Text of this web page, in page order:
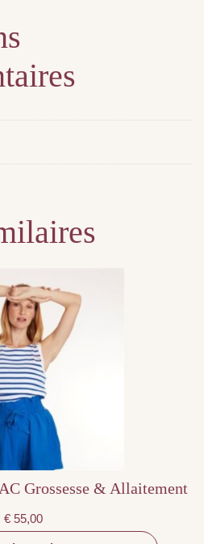
Grossesse & Allaitement
€ 55,00
produit
a
plusieurs
variations.
Les
options
peuvent
être
choisies
sur
page
du